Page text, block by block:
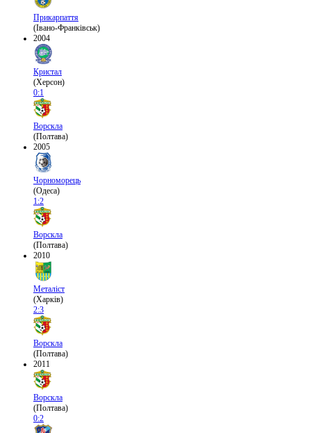
Прикарпаття
(Івано-Франківськ)
2004
Кристал
(Херсон)
0:1
Ворскла
(Полтава)
2005
Чорноморець
(Одеса)
1:2
Ворскла
(Полтава)
2010
Металіст
(Харків)
2:3
Ворскла
(Полтава)
2011
Ворскла
(Полтава)
0:2